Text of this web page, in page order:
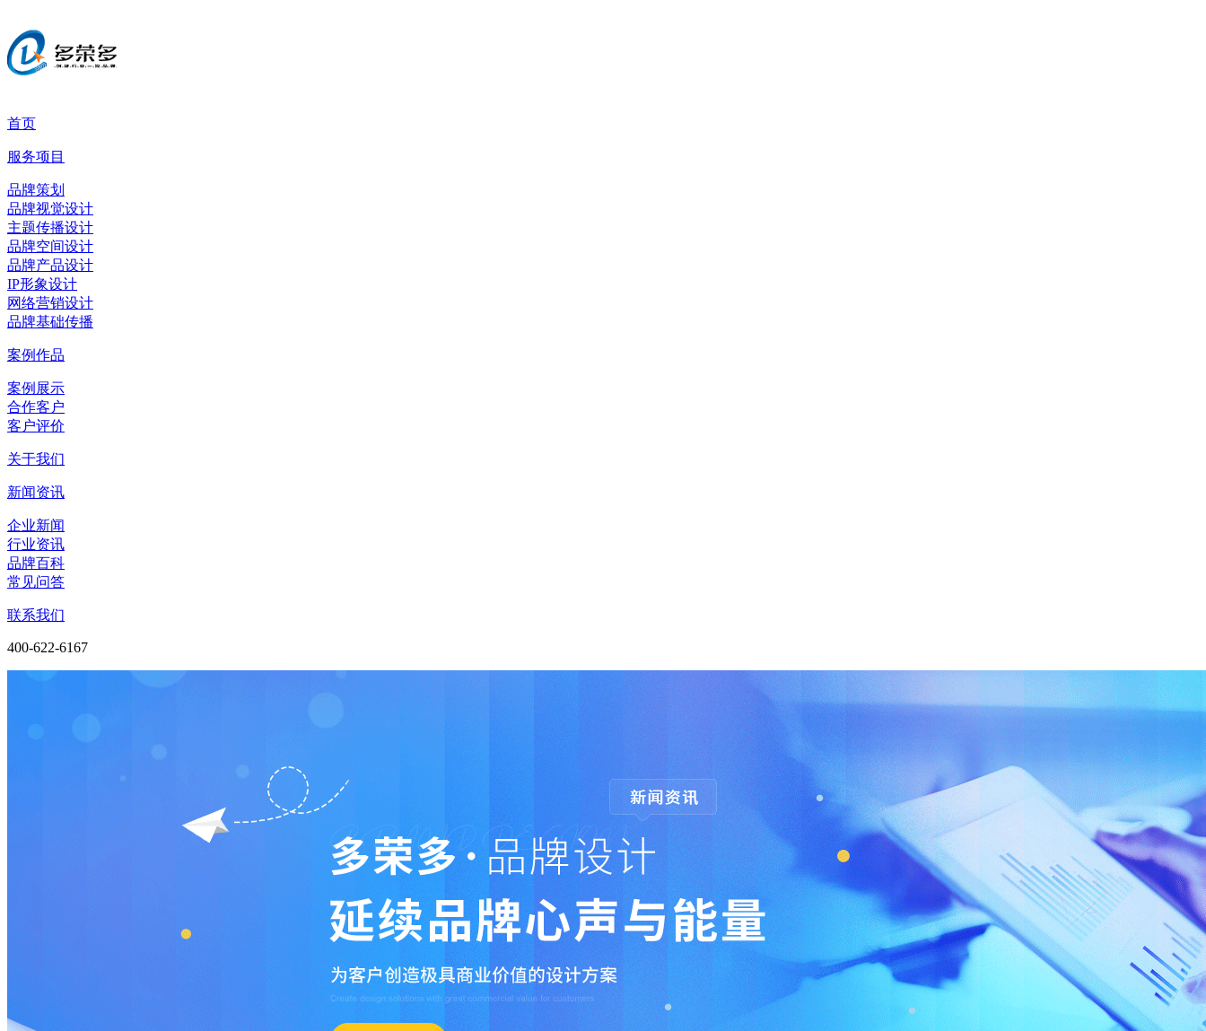
首页
服务项目
品牌策划
品牌视觉设计
主题传播设计
品牌空间设计
品牌产品设计
IP形象设计
网络营销设计
品牌基础传播
案例作品
案例展示
合作客户
客户评价
关于我们
新闻资讯
企业新闻
行业资讯
品牌百科
常见问答
联系我们
400-622-6167